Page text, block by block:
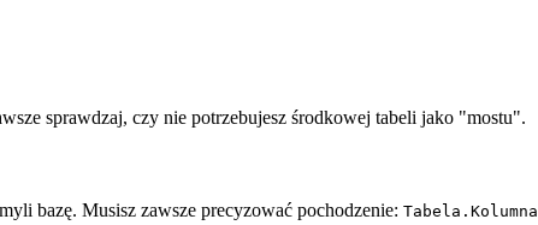
sprawdzaj, czy nie potrzebujesz środkowej tabeli jako "mostu".
bazę. Musisz zawsze precyzować pochodzenie: Tabela.Kolumna